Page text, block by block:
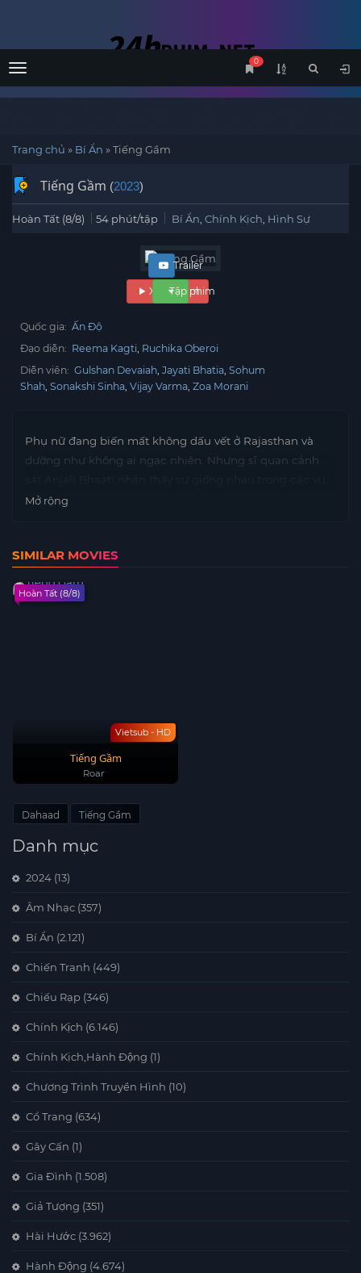
Menu
0
Trang chủ » Bí Ẩn »Tiếng Gầm
Tiếng Gầm (2023)
Hoàn Tất (8/8) 54 phút/tập Bí Ẩn Chính Kịch Hình Sự
Xem phim
Trailer
Tập phim
Quốc gia: Ấn Độ
Đạo diễn: Reema Kagti Ruchika Oberoi
Diễn viên: Gulshan Devaiah Jayati Bhatia Sohum
Shah Sonakshi Sinha Vijay Varma Zoa Morani
Phụ nữ đang biến mất không dấu vết ở Rajasthan và
dường như không ai ngạc nhiên. Nhưng sĩ quan cảnh
án: những cuộc điện thoại kéo dài hàng đêm và một
Mở rộng
SIMILAR MOVIES
Vietsub - HD
Hoàn Tất (8/8)
Tiếng Gầm
Roar
Dahaad Tiếng Gầm
Danh mục
2024 (13)
Âm Nhạc (357)
Bí Ẩn (2.121)
Chiến Tranh (449)
Chiếu Rạp (346)
Chính Kịch (6.146)
Chính Kịch,Hành Động (1)
Chương Trình Truyền Hình (10)
Cổ Trang (634)
Gây Cấn (1)
Gia Đình (1.508)
Giả Tượng (351)
Hài Hước (3.962)
Hành Động (4.674)